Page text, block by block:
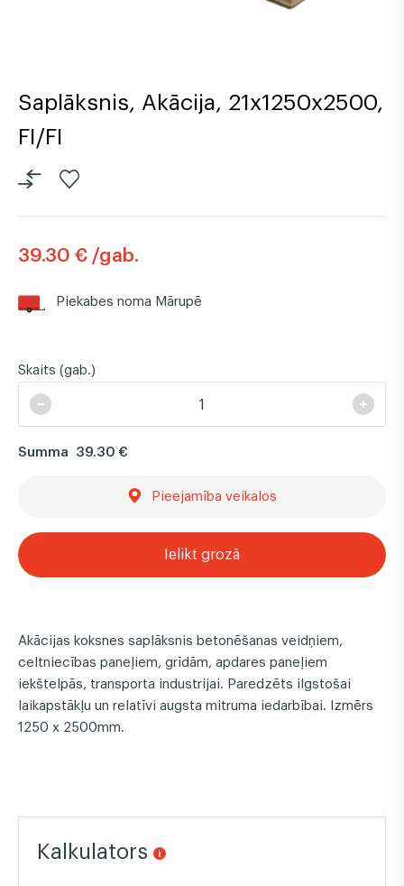
Saplāksnis, Akācija, 21x1250x2500,
FI/FI
39.30 € /gab.
Piekabes noma Mārupē
Skaits (gab.)
Summa 39.30 €
Pieejamība veikalos
Ielikt grozā
Akācijas koksnes saplāksnis betonēšanas veidņiem,
celtniecības paneļiem, grīdām, apdares paneļiem
iekštelpās, transporta industrijai. Paredzēts ilgstošai
laikapstākļu un relatīvi augsta mitruma iedarbībai. Izmērs
1250 x 2500mm.
Kalkulators